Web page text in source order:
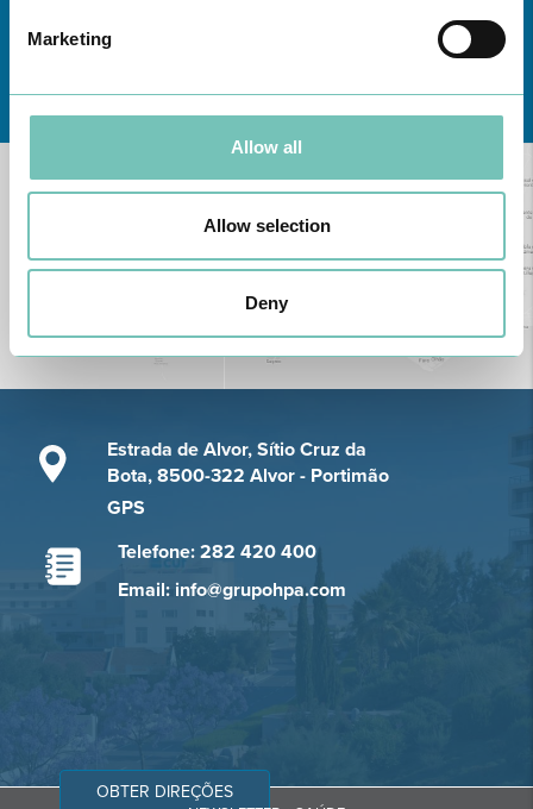
Marketing
Allow all
Allow selection
Deny
Estrada de Alvor, Sítio Cruz da
Bota, 8500-322 Alvor - Portimão
GPS
Telefone: 282 420 400
Email: info@grupohpa.com
OBTER DIREÇÕES